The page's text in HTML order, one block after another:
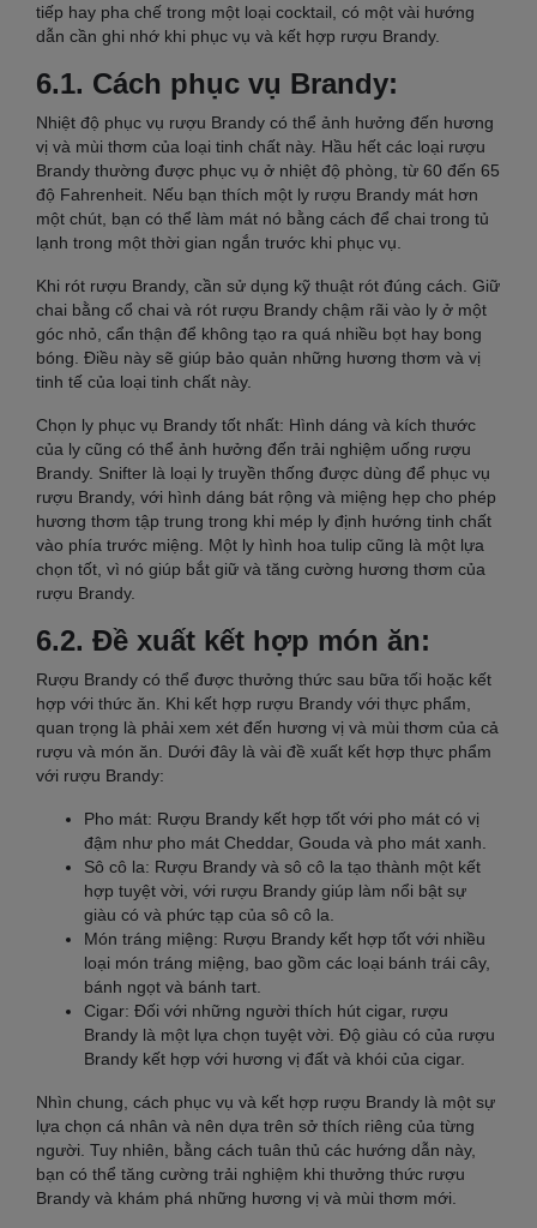
tiếp hay pha chế trong một loại cocktail, có một vài hướng
dẫn cần ghi nhớ khi phục vụ và kết hợp rượu Brandy.
6.1. Cách phục vụ Brandy:
Nhiệt độ phục vụ rượu Brandy có thể ảnh hưởng đến hương
vị và mùi thơm của loại tinh chất này. Hầu hết các loại rượu
Brandy thường được phục vụ ở nhiệt độ phòng, từ 60 đến 65
độ Fahrenheit. Nếu bạn thích một ly rượu Brandy mát hơn
một chút, bạn có thể làm mát nó bằng cách để chai trong tủ
lạnh trong một thời gian ngắn trước khi phục vụ.
Khi rót rượu Brandy, cần sử dụng kỹ thuật rót đúng cách. Giữ
chai bằng cổ chai và rót rượu Brandy chậm rãi vào ly ở một
góc nhỏ, cẩn thận để không tạo ra quá nhiều bọt hay bong
bóng. Điều này sẽ giúp bảo quản những hương thơm và vị
tinh tế của loại tinh chất này.
Chọn ly phục vụ Brandy tốt nhất: Hình dáng và kích thước
của ly cũng có thể ảnh hưởng đến trải nghiệm uống rượu
Brandy. Snifter là loại ly truyền thống được dùng để phục vụ
rượu Brandy, với hình dáng bát rộng và miệng hẹp cho phép
hương thơm tập trung trong khi mép ly định hướng tinh chất
vào phía trước miệng. Một ly hình hoa tulip cũng là một lựa
chọn tốt, vì nó giúp bắt giữ và tăng cường hương thơm của
rượu Brandy.
6.2. Đề xuất kết hợp món ăn:
Rượu Brandy có thể được thưởng thức sau bữa tối hoặc kết
hợp với thức ăn. Khi kết hợp rượu Brandy với thực phẩm,
quan trọng là phải xem xét đến hương vị và mùi thơm của cả
rượu và món ăn. Dưới đây là vài đề xuất kết hợp thực phẩm
với rượu Brandy:
Pho mát: Rượu Brandy kết hợp tốt với pho mát có vị
đậm như pho mát Cheddar, Gouda và pho mát xanh.
Sô cô la: Rượu Brandy và sô cô la tạo thành một kết
hợp tuyệt vời, với rượu Brandy giúp làm nổi bật sự
giàu có và phức tạp của sô cô la.
Món tráng miệng: Rượu Brandy kết hợp tốt với nhiều
loại món tráng miệng, bao gồm các loại bánh trái cây,
bánh ngọt và bánh tart.
Cigar: Đối với những người thích hút cigar, rượu
Brandy là một lựa chọn tuyệt vời. Độ giàu có của rượu
Brandy kết hợp với hương vị đất và khói của cigar.
Nhìn chung, cách phục vụ và kết hợp rượu Brandy là một sự
lựa chọn cá nhân và nên dựa trên sở thích riêng của từng
người. Tuy nhiên, bằng cách tuân thủ các hướng dẫn này,
bạn có thể tăng cường trải nghiệm khi thưởng thức rượu
Brandy và khám phá những hương vị và mùi thơm mới.